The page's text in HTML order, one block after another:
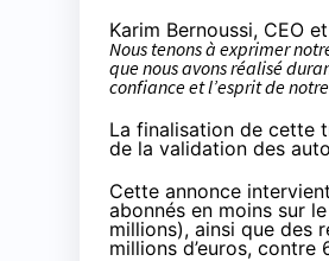
Karim Bernoussi, CEO
Nous tenons à exprimer
que nous avons réalisé
confiance et l’esprit de
La finalisation de cette
de la validation des
Cette annonce
abonnés en moins sur
millions), ainsi que des
millions d’euros, contre